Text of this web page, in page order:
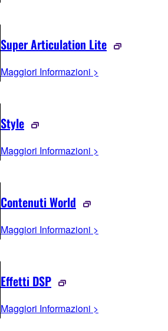
Super Articulation Lite
Maggiori Informazioni >
Style
Maggiori Informazioni >
Contenuti World
Maggiori Informazioni >
Effetti DSP
Maggiori Informazioni >